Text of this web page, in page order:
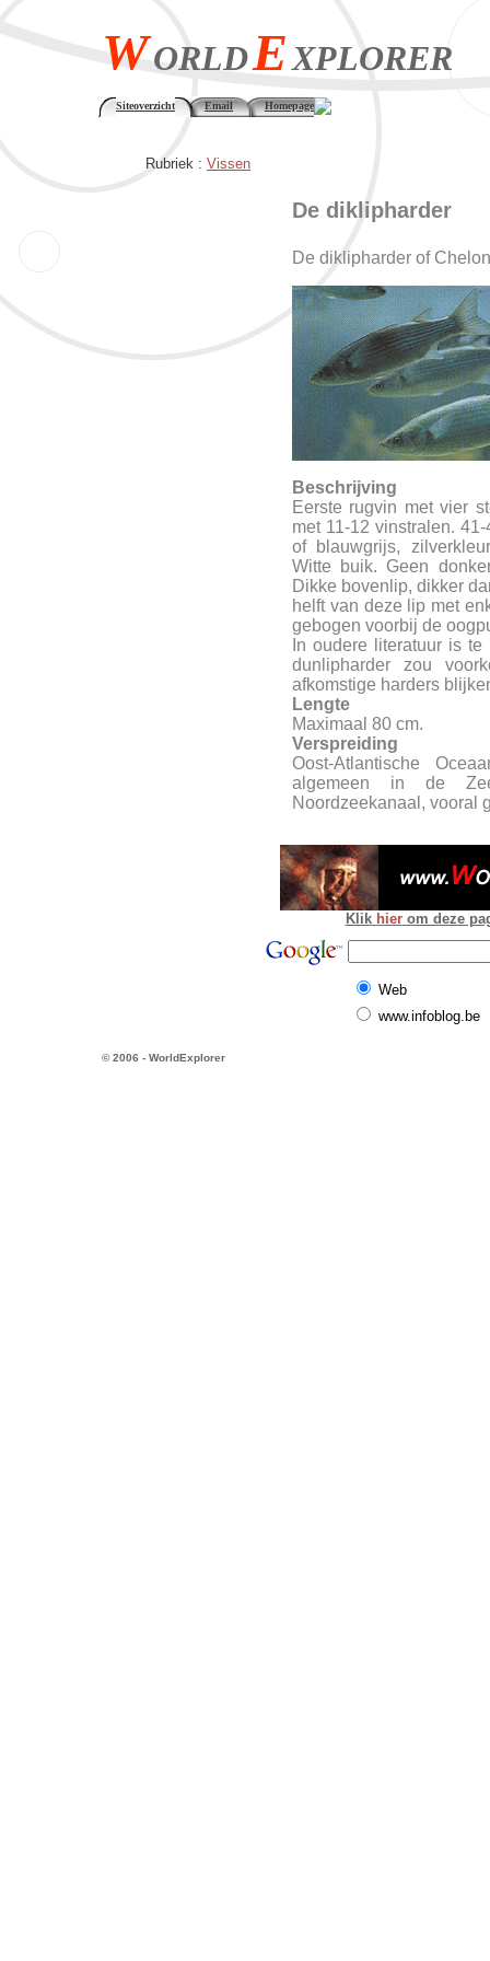
WORLDEXPLORER
Siteoverzicht Email Homepage
Rubriek : Vissen
De diklipharder
De diklipharder of
Beschrijving
Eerste rugvin met vier
met 11-12 vinstralen.
of blauwgrijs,
Witte buik. Geen
Dikke bovenlip, dikker
helft van deze lip met
gebogen voorbij de
In oudere literatuur is
dunlipharder zou
afkomstige harders
Lengte
Maximaal 80 cm.
Verspreiding
Oost-Atlantische
algemeen in de
Noordzeekanaal, vooral
Klik hier om deze
Web
www.infoblog.be
© 2006 - WorldExplorer